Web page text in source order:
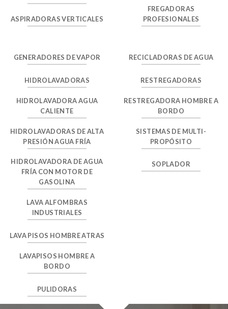
ASPIRADORAS VERTICALES
FREGADORAS
PROFESIONALES
GENERADORES DE VAPOR
HIDROLAVADORAS
HIDROLAVADORA AGUA
CALIENTE
HIDROLAVADORAS DE ALTA
PRESIÓN AGUA FRÍA
HIDROLAVADORA DE AGUA
FRÍA CON MOTOR DE
GASOLINA
LAVA ALFOMBRAS
INDUSTRIALES
LAVA PISOS HOMBRE ATRAS
LAVAPISOS HOMBRE A
BORDO
PULIDORAS
RECICLADORAS DE AGUA
RESTREGADORAS
RESTREGADORA HOMBRE A
BORDO
SISTEMAS DE MULTI-
PROPÓSITO
SOPLADOR